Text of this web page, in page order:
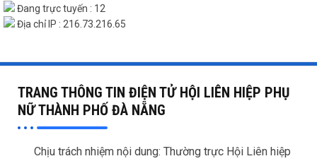
Đang trực tuyến : 12
Địa chỉ IP : 216.73.216.65
TRANG THÔNG TIN ĐIỆN TỬ HỘI LIÊN HIỆP PHỤ
NỮ THÀNH PHỐ ĐÀ NẴNG
Chịu trách nhiệm nội dung: Thường trực Hội Liên hiệp